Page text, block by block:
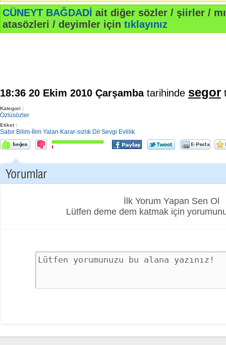
CÜNEYT BAĞDADİ ait diğer sözler / şiirler /
atasözleri / deyimler için tıklayınız
18:36 20 Ekim 2010 Çarşambatarihinde segor
Kategori :
Özlüsözler
Etiket :
Sabır Bilim-İlim Yalan Karar-sızlık Dil Sevgi Evlilik
İlk Yorum Yapan Sen Ol
Lütfen deme dem katmak için